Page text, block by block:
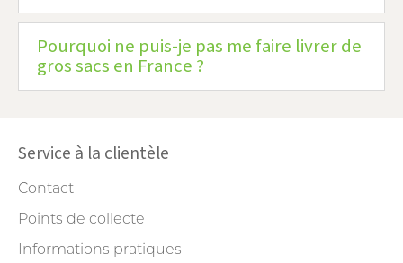
Pourquoi ne puis-je pas me faire livrer de
gros sacs en France ?
Service à la clientèle
Contact
Points de collecte
Informations pratiques